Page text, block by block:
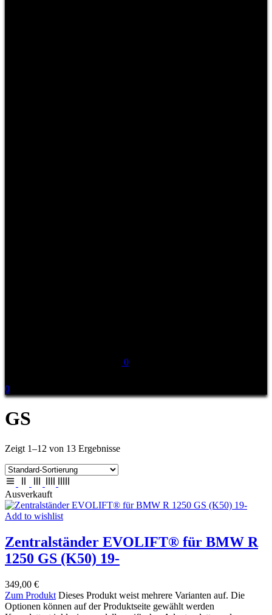
0
0
GS
Zeigt 1–12 von 13 Ergebnisse
Ausverkauft
Add to wishlist
Zentralständer EVOLIFT® für BMW R
1250 GS (K50) 19-
349,00 €
Zum Produkt Dieses Produkt weist mehrere Varianten auf. Die
Optionen können auf der Produktseite gewählt werden